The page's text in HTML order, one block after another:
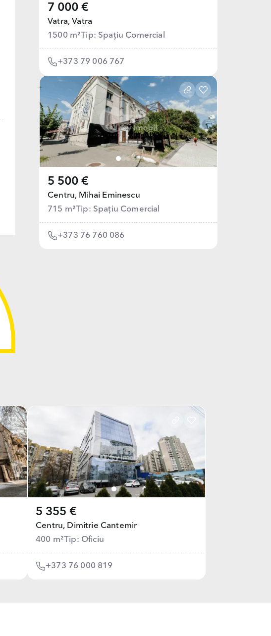
7 000 €
Vatra, Vatra
1500 m²Tip: Spațiu Comercial
+373 79 006 767
5 500 €
Centru, Mihai Eminescu
715 m²Tip: Spațiu Comercial
+373 76 760 086
5 355 €
Centru, Dimitrie Cantemir
400 m²Tip: Oficiu
+373 76 000 819